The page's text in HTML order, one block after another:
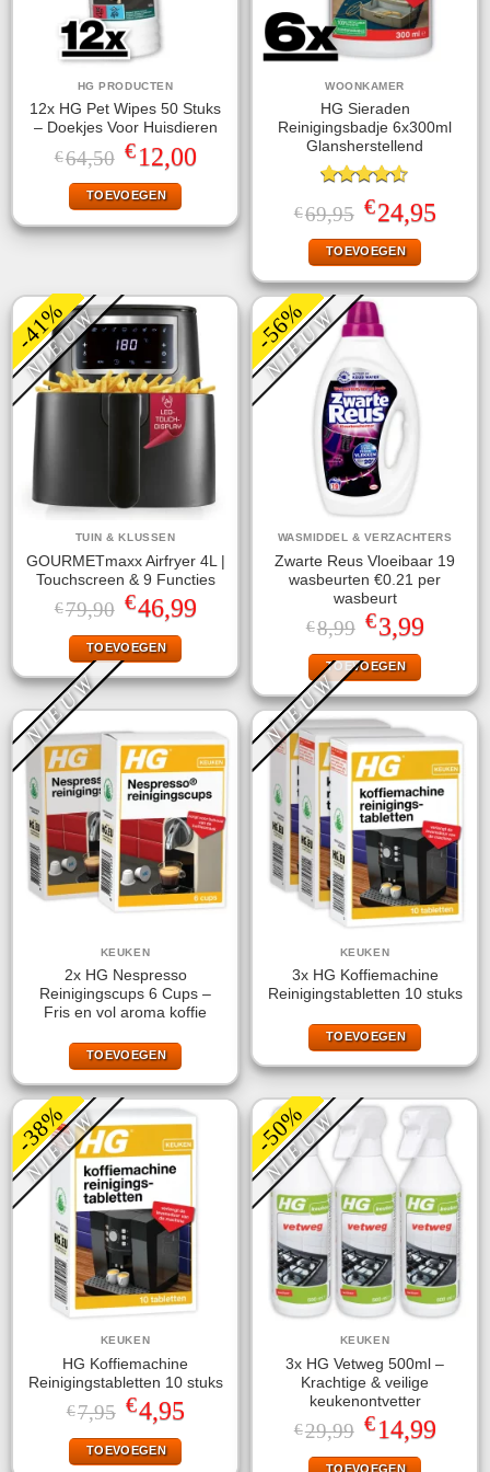
HG PRODUCTEN
12x HG Pet Wipes 50 Stuks
– Doekjes Voor Huisdieren
€64,50 Oorspronkelijke
prijs
was:
€64,50.
€12,00Huidige
prijs
TOEVOEGEN
WOONKAMER
HG Sieraden
Reinigingsbadje 6x300ml
Glansherstellend
Gewaardeerd
4.50uit 5
€69,95 Oorspronkelijke
prijs
was:
€69,95.
€24,95Huidige
prijs
TOEVOEGEN
-41%
NIEUW
TUIN & KLUSSEN
GOURMETmaxx Airfryer 4L |
Touchscreen & 9 Functies
€79,90 Oorspronkelijke
prijs
was:
€79,90.
€46,99Huidige
prijs
TOEVOEGEN
-56%
NIEUW
WASMIDDEL & VERZACHTERS
Zwarte Reus Vloeibaar 19
wasbeurten €0.21 per
wasbeurt
€8,99 Oorspronkelijke
prijs
was:
€8,99.
€3,99Huidige
prijs
is:
TOEVOEGEN
NIEUW
KEUKEN
2x HG Nespresso
Reinigingscups 6 Cups –
Fris en vol aroma koffie
TOEVOEGEN
NIEUW
KEUKEN
3x HG Koffiemachine
Reinigingstabletten 10 stuks
TOEVOEGEN
-38%
NIEUW
KEUKEN
HG Koffiemachine
Reinigingstabletten 10 stuks
€7,95 Oorspronkelijke
prijs
was:
€7,95.
€4,95Huidige
prijs
is:
TOEVOEGEN
-50%
NIEUW
KEUKEN
3x HG Vetweg 500ml –
Krachtige & veilige
keukenontvetter
€29,99 Oorspronkelijke
prijs
was:
€14,99Huidige
prijs
TOEVOEGEN